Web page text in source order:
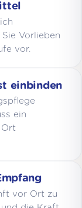
Vorlieben
vor.
einbinden
ein
vor Ort zu